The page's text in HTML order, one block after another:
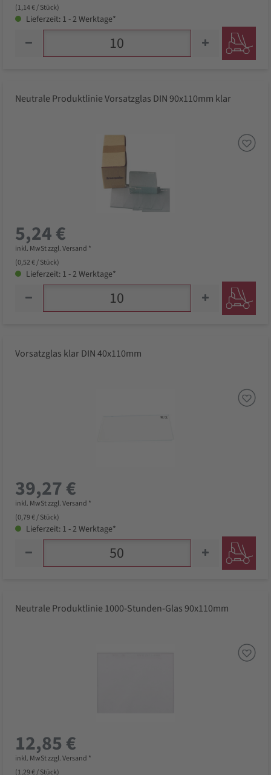
(1,14 € / Stück)
Lieferzeit: 1 - 2 Werktage*
Neutrale Produktlinie Vorsatzglas DIN 90x110mm klar
5,24 €
inkl. MwSt zzgl. Versand *
(0,52 € / Stück)
Lieferzeit: 1 - 2 Werktage*
Vorsatzglas klar DIN 40x110mm
39,27 €
inkl. MwSt zzgl. Versand *
(0,79 € / Stück)
Lieferzeit: 1 - 2 Werktage*
Neutrale Produktlinie 1000-Stunden-Glas 90x110mm
12,85 €
inkl. MwSt zzgl. Versand *
(1,29 € / Stück)